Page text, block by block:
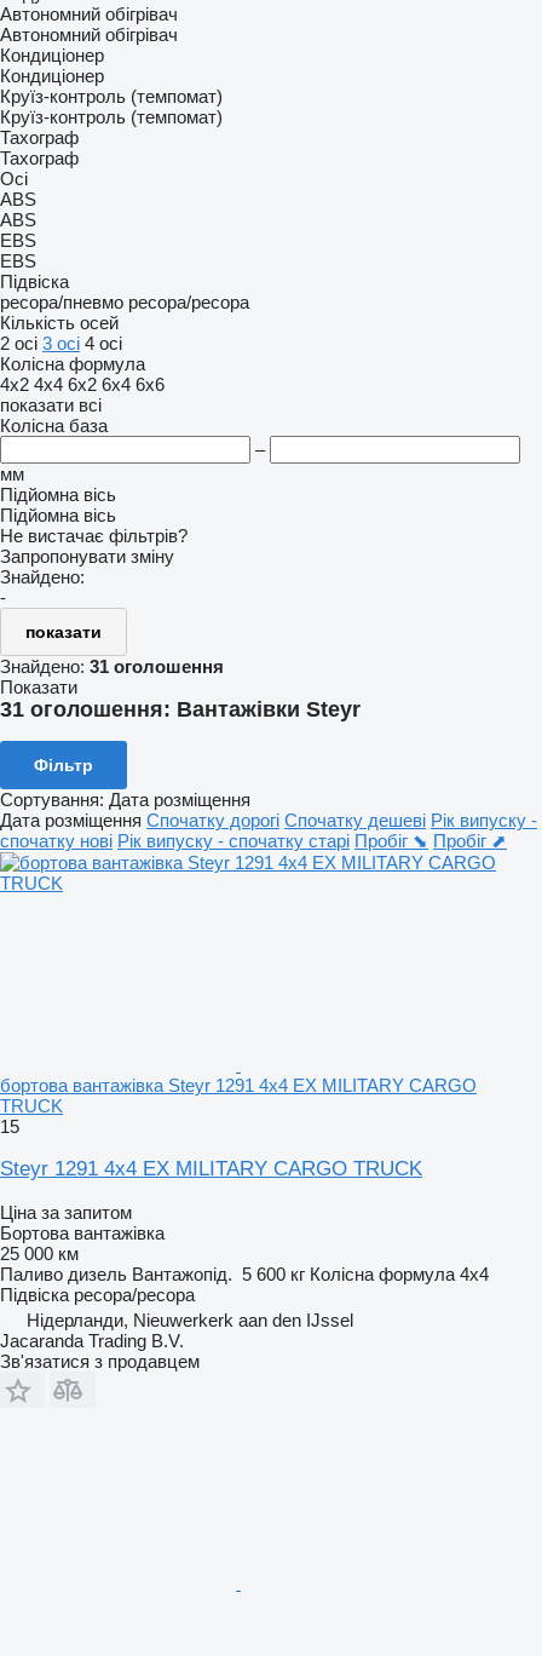
Автономний обігрівач
Автономний обігрівач
Кондиціонер
Кондиціонер
Круїз-контроль (темпомат)
Круїз-контроль (темпомат)
Тахограф
Тахограф
Осі
ABS
ABS
EBS
EBS
Підвіска
ресора/пневмо ресора/ресора
Кількість осей
2 осі 3 осі 4 осі
Колісна формула
4x2 4x4 6x2 6x4 6x6
показати всі
Колісна база
–
мм
Підйомна вісь
Підйомна вісь
Не вистачає фільтрів?
Запропонувати зміну
Знайдено:
-
показати
Знайдено: 31 оголошення
Показати
31 оголошення: Вантажівки Steyr
Фільтр
Сортування: Дата розміщення
Дата розміщення Спочатку дорогі Спочатку дешеві Рік випуску -
спочатку нові Рік випуску - спочатку старі Пробіг ⬊ Пробіг ⬈
бортова вантажівка Steyr 1291 4x4 EX MILITARY CARGO
TRUCK
15
Steyr 1291 4x4 EX MILITARY CARGO TRUCK
Ціна за запитом
Бортова вантажівка
25 000 км
Паливо дизель Вантажопід. 5 600 кг Колісна формула 4x4
Підвіска ресора/ресора
Нідерланди, Nieuwerkerk aan den IJssel
Jacaranda Trading B.V.
Зв'язатися з продавцем